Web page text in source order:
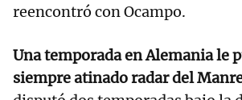
reencontró con Ocampo.
Una temporada en Alemania le
siempre atinado radar del